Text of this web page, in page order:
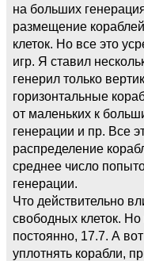
на больших
размещение
клеток. Но все это
игр. Я ставил
генерил только
горизонтальные
от маленьких к
генерации и пр. Все
распределение
среднее число
генерации.
Что действительно
свободных клеток.
постоянно, 17.7. А
уплотнять корабли,